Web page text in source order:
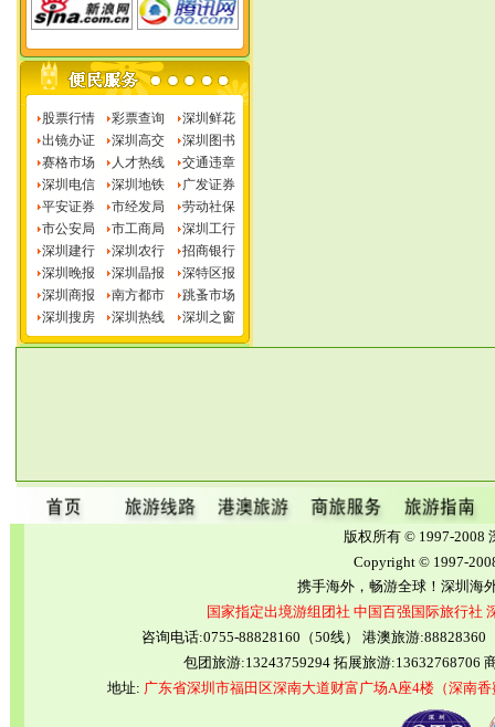
股票行情 彩票查询
深圳鲜花
出镜办证
深圳高交
深圳图书
赛格市场
人才热线
交通违章
深圳电信
深圳地铁
广发证券
平安证券
市经发局
劳动社保
市公安局
市工商局
深圳工行
深圳建行
深圳农行
招商银行
深圳晚报
深圳晶报
深特区报
深圳商报
南方都市
跳蚤市场
深圳搜房
深圳热线 深圳之窗
版权所有 © 1997-2008
Copyright © 1997-
携手海外，畅游全球！深圳海
国家指定出境游组团社 中国百强国际旅行社
咨询电话:0755-88828160（50线） 港澳旅游
包团旅游:13243759294 拓展旅游:13632768706
地址: 广东省深圳市福田区深南大道财富广场A座4楼（深南